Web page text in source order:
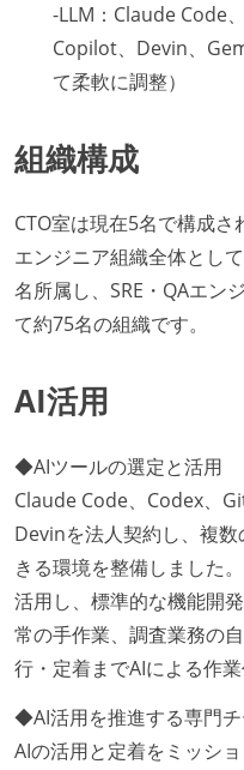
-LLM：Claude Code
Copilot、Devin、
て柔軟に調整）
組織構成
CTO室は現在5名で構成さ
エンジニア組織全体とし
名所属し、SRE・QAエン
て約75名の組織です。
AI活用
◆AIツールの選定と活用
Claude Code、Codex、
Devinを法人契約し、複
きる環境を整備しました
活用し、標準的な機能開
常の手作業、調査業務の
行・定着までAIによる作業
◆AI活用を推進する専門
AIの活用と定着をミッシ